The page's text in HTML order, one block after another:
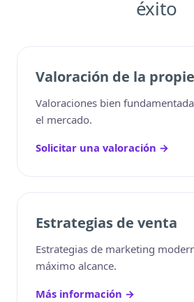
éxito
Valoración de la
Valoraciones bien
el mercado.
Solicitar una valoración →
Estrategias de venta
Estrategias de marketing
máximo alcance.
Más información →